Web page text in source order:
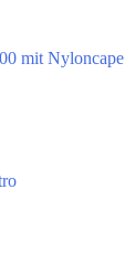
mit Nyloncape